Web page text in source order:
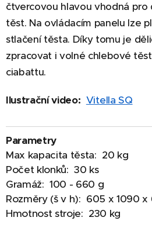
čtvercovou hlavou vhodná pro
těst. Na ovládacím panelu lze
stlačení těsta. Díky tomu je
zpracovat i volné chlebové
ciabattu.
Ilustrační video: Vitella SQ
Parametry
Max kapacita těsta: 20 kg
Počet klonků: 30 ks
Gramáž: 100 - 660 g
Rozměry (š v h): 605 x 1090 x
Hmotnost stroje: 230 kg